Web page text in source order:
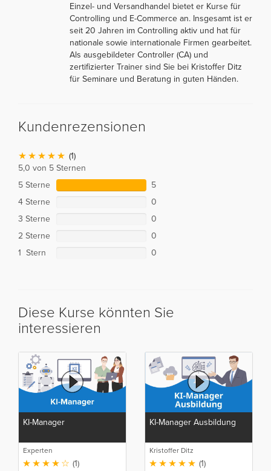
Einzel- und Versandhandel bietet er Kurse für
Controlling und E-Commerce an. Insgesamt ist er
seit 20 Jahren im Controlling aktiv und hat für
nationale sowie internationale Firmen gearbeitet.
Als ausgebildeter Controller (CA) und
zertifizierter Trainer sind Sie bei Kristoffer Ditz
für Seminare und Beratung in guten Händen.
Kundenrezensionen
(1)
5,0 von 5 Sternen
5 Sterne
5
4 Sterne
0
3 Sterne
0
2 Sterne
0
1 Stern
0
Diese Kurse könnten Sie
interessieren
KI-Manager
Experten
(1)
KI-Manager Ausbildung
Kristoffer Ditz
(1)